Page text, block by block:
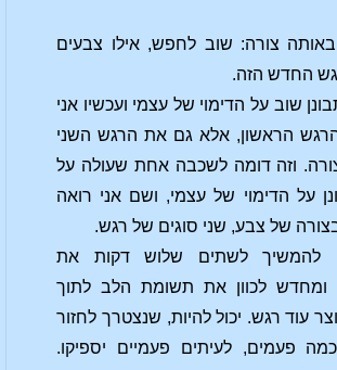
צורה: שוב לחפש, אילו צבעים
החדש הזה.
שוב על הדימוי של עצמי ועכשיו אני
הראשון, אלא גם את הרגש השני
וזה דומה לשכבה אחת שעולה על
על הדימוי של עצמי, ושם אני רואה
של צבע, שני סוגים של רגש.
להמשיך לשתים שלוש דקות את
ומחדש לכוון את תשומת הלב לתוך
עוד רגש. יכול להיות, שנצטרך לחזור
פעמים, לעיתים פעמיים יספיקו.